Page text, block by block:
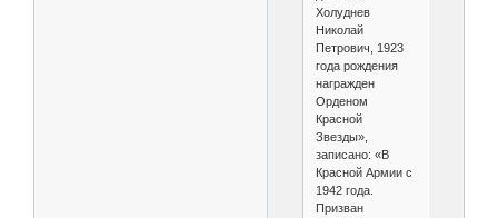
Холуднев
Николай
Петрович, 1923
года рождения
награжден
Орденом
Красной
Звезды»,
записано: «В
Красной Армии с
1942 года.
Призван